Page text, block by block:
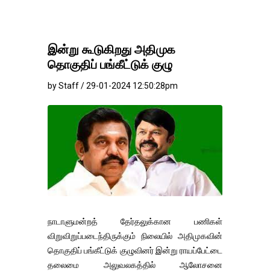
இன்று கூடுகிறது அதிமுக
தொகுதிப் பங்கீட்டுக் குழு
by Staff / 29-01-2024 12:50:28pm
நாடாளுமன்றத் தேர்தலுக்கான பணிகள்
விறுவிறுப்படைந்திருக்கும் நிலையில் அதிமுகவின்
தொகுதிப் பங்கீட்டுக் குழுவினர் இன்று ராயப்பேட்டை
தலைமை அலுவலகத்தில் ஆலோசனை